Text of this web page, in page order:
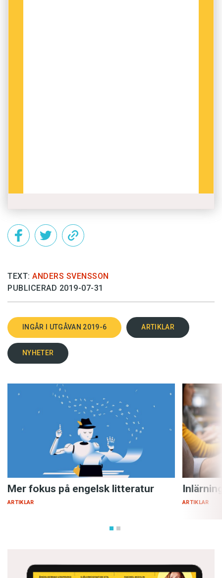
TEXT: ANDERS SVENSSON
PUBLICERAD 2019-07-31
INGÅR I UTGÅVAN 2019-6 ARTIKLAR
NYHETER
Mer fokus på engelsk litteratur
ARTIKLAR ARTIKLAR